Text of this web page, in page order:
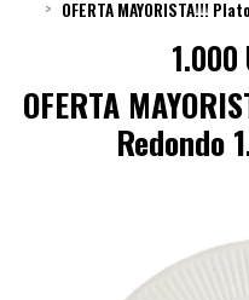
OFERTA MAYORISTA!!!
1.000
OFERTA
Redondo